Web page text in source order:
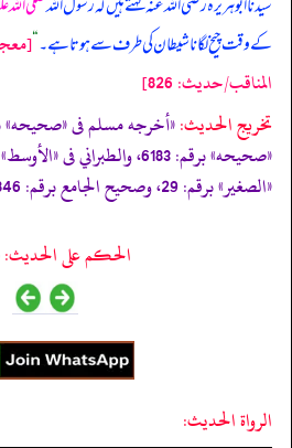
کے وقت چیخ لگانا شیطان کی طرف سے ہوتا ہے۔“
المناقب/حدیث: 826]
تخریج الحدیث:«أخرجه مسلم فى«صحيحه»
«صحيحه»برقم: 6183، والطبراني فى «الأوسط»
«الصغير»برقم: 29، وصحيح الجامع برقم: 3846»
الحكم على الحديث:
الرواة الحديث: